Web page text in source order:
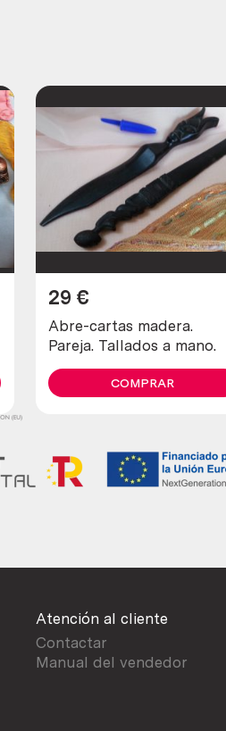
Abre-cartas madera.
Pareja. Tallados a mano.
29 €
COMPRAR
Atención al cliente
Contactar
Manual del vendedor